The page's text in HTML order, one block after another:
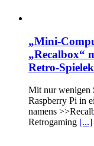
„Mini-
„Recalbox“
Retro-
Mit nur wenigen
Raspberry Pi in
namens
Retrogaming [...]